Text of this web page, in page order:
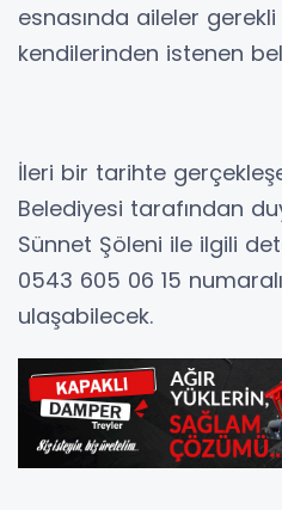
esnasında aileler
kendilerinden istenen
İleri bir tarihte
Belediyesi tarafından
Sünnet Şöleni ile ilgili
0543 605 06 15
ulaşabilecek.